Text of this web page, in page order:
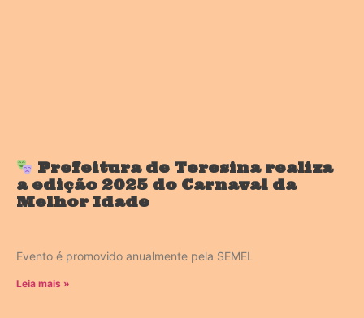
Prefeitura de Teresina realiza
a edição 2025 do Carnaval da
Melhor Idade
Evento é promovido anualmente pela SEMEL
Leia mais »